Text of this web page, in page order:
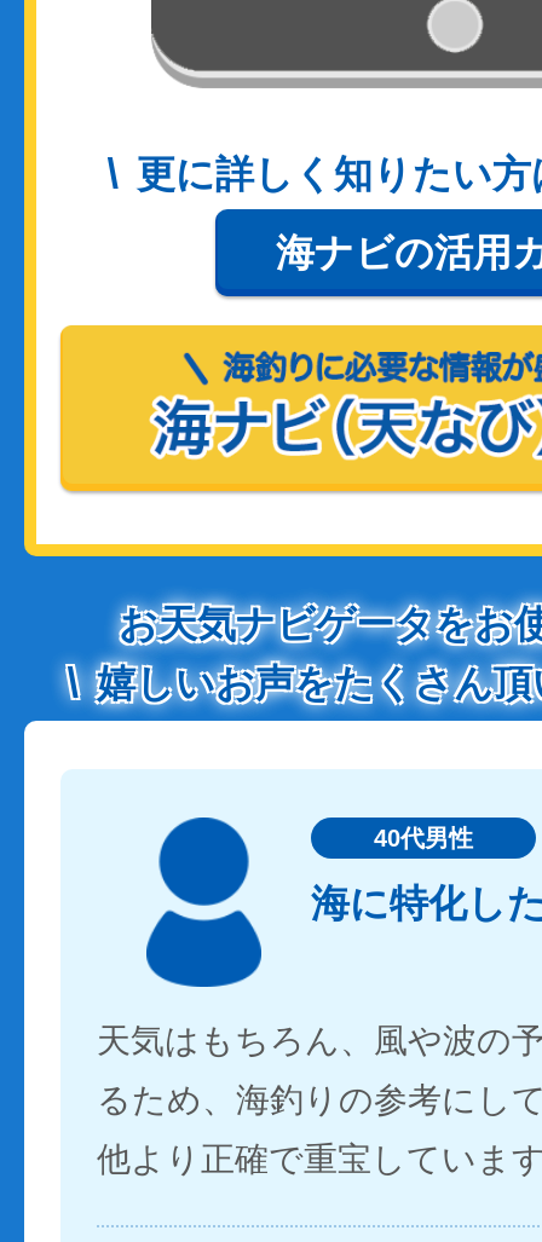
更に詳しく知りたい
海ナビの活用
お天気ナビゲータをお
嬉しいお声をたくさん
40代男性
海に特化し
天気はもちろん、風や波の
るため、海釣りの参考にし
他より正確で重宝していま